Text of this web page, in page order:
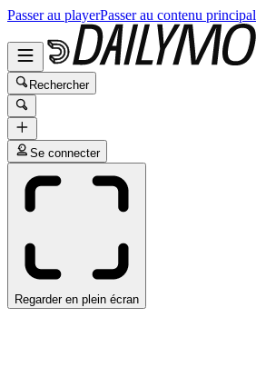
Passer au playerPasser au contenu principal
Rechercher
Se connecter
Regarder en plein écran